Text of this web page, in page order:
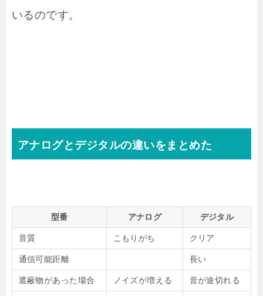
いるのです。
アナログとデジタルの違いをまとめた
型番 アナログ デジタル
音質 こもりがち クリア
通信可能距離 長い
遮蔽物があった場合 ノイズが増える 音が途切れる